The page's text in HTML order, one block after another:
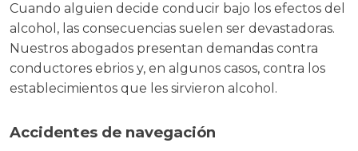
Cuando alguien decide conducir bajo los efectos del
alcohol, las consecuencias suelen ser devastadoras.
Nuestros abogados presentan demandas contra
conductores ebrios y, en algunos casos, contra los
establecimientos que les sirvieron alcohol.
Accidentes de navegación